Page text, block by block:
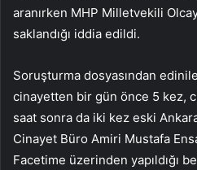
aranırken MHP Milletvekili
saklandığı iddia edildi.
Soruşturma dosyasından
cinayetten bir gün önce 5 kez,
saat sonra da iki kez eski
Cinayet Büro Amiri Mustafa
Facetime üzerinden yapıldığı